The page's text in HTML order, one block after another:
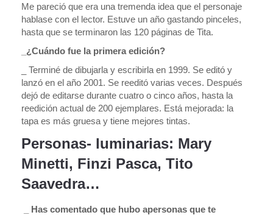
Me pareció que era una tremenda idea que el personaje
hablase con el lector. Estuve un año gastando pinceles,
hasta que se terminaron las 120 páginas de Tita.
_¿Cuándo fue la primera edición?
_ Terminé de dibujarla y escribirla en 1999. Se editó y
lanzó en el año 2001. Se reeditó varias veces. Después
dejó de editarse durante cuatro o cinco años, hasta la
reedición actual de 200 ejemplares. Está mejorada: la
tapa es más gruesa y tiene mejores tintas.
Personas- luminarias: Mary
Minetti, Finzi Pasca, Tito
Saavedra…
_ Has comentado que hubo apersonas que te